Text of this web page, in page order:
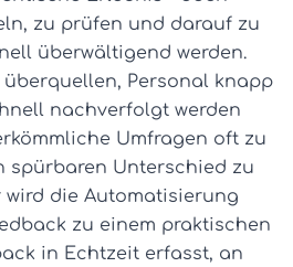
zu prüfen und darauf zu
überwältigend werden.
überquellen, Personal knapp
nachverfolgt werden
Umfragen oft zu
spürbaren Unterschied zu
wird die Automatisierung
zu einem praktischen
in Echtzeit erfasst, an